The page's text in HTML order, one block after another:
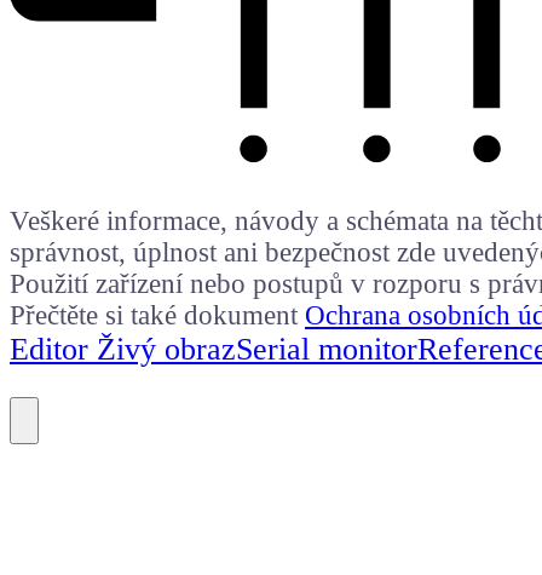
Veškeré informace, návody a schémata na
správnost, úplnost ani bezpečnost zde
Použití zařízení nebo postupů v rozporu s
Přečtěte si také dokument Ochrana osobních
Editor Živý obrazSerial monitor